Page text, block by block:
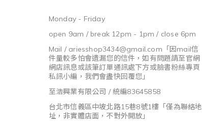
Monday - Friday
open 9am / break 12pm - 1pm / close 6pm
Mail / ariesshop3434@gmail.com 「因mail信
件量較多怕會遺漏您的信件，如有問題請至官網
網店訊息或該筆訂單通訊處下方或臉書粉絲專頁
私訊小編，我們會盡快回覆您」
至浩興業有限公司 / 統編83645858
台北市信義區中坡北路15巷8號1樓「僅為聯絡地
址，非實體店面，不對外開放」